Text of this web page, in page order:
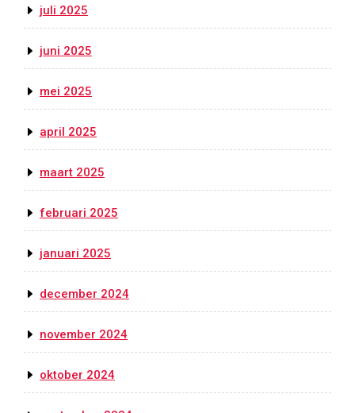
juli 2025
juni 2025
mei 2025
april 2025
maart 2025
februari 2025
januari 2025
december 2024
november 2024
oktober 2024